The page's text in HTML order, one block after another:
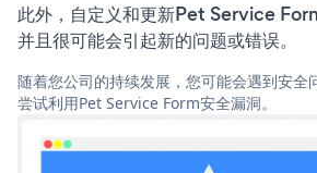
此外，自定义和更新Pet Service
并且很可能会引起新的问题或错误。
随着您公司的持续发展，您可能会遇到安全
尝试利用Pet Service Form安全漏洞。